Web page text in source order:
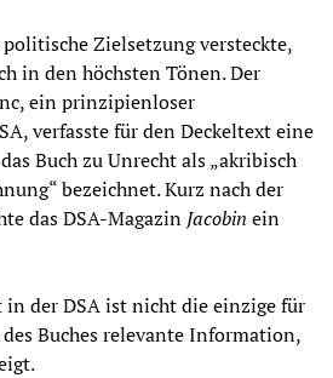
Zielsetzung versteckte,
in den höchsten Tönen. Der
ein prinzipienloser
verfasste für den Deckeltext eine
Buch zu Unrecht als „akribisch
bezeichnet. Kurz nach der
das DSA-Magazin Jacobin ein
der DSA ist nicht die einzige für
Buches relevante Information,